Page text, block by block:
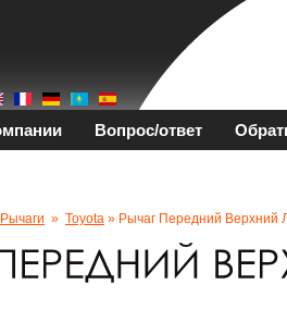
Вопрос/ответ
Рычаги » Toyota » Рычаг Передний Верхний